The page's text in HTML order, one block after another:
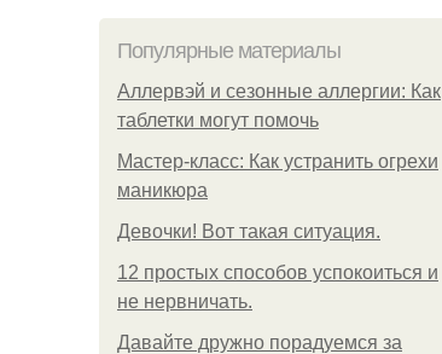
Популярные материалы
Аллервэй и сезонные аллергии: Как
таблетки могут помочь
Мастер-класс: Как устранить огрехи
маникюра
Девочки! Вот такая ситуация.
12 простых способов успокоиться и
не нервничать.
Давайте дружно порадуемся за